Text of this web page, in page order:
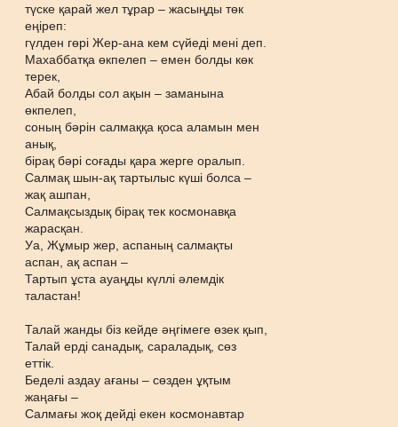
түске қарай жел тұрар – жасыңды төк
еңіреп:
гүлден гөрі Жер-ана кем сүйеді мені деп.
Махаббатқа өкпелеп – емен болды көк
терек,
Абай болды сол ақын – заманына
өкпелеп,
соның бәрін салмаққа қоса аламын мен
анық,
бірақ бәрі соғады қара жерге оралып.
Салмақ шын-ақ тартылыс күші болса –
жақ ашпан,
Салмақсыздық бірақ тек космонавқа
жарасқан.
Уа, Жұмыр жер, аспаның салмақты
аспан, ақ аспан –
Тартып ұста ауаңды күллі әлемдік
таластан!
Талай жанды біз кейде әңгімеге өзек қып,
Талай ерді санадық, сараладық, сөз
еттік.
Беделі аздау ағаны – сөзден ұқтым
жаңағы –
Салмағы жоқ дейді екен космонавтар